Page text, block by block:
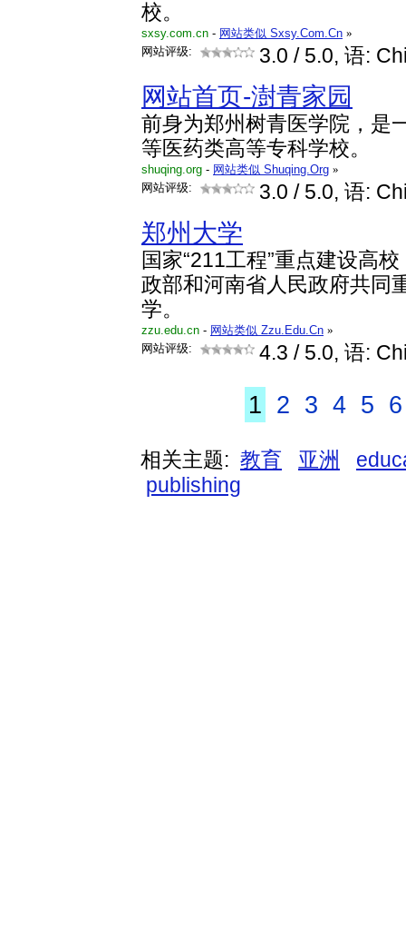
校。
sxsy.com.cn - 网站类似 Sxsy.Com.Cn »
网站评级:
3.0 / 5.0, 语:
网站首页-澍青家园
前身为郑州树青医学院，是
等医药类高等专科学校。
shuqing.org - 网站类似 Shuqing.Org »
网站评级:
3.0 / 5.0, 语:
郑州大学
国家“211工程”重点建设高
政部和河南省人民政府共同
学。
zzu.edu.cn - 网站类似 Zzu.Edu.Cn »
网站评级:
4.3 / 5.0, 语:
1 2 3 4 5 6
相关主题: 教育 亚洲
publishing